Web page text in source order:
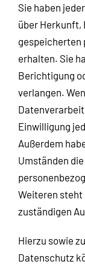
Sie haben
über Herkunft,
gespeicherten
erhalten. Sie
Berichtigung
verlangen.
Einwilligung
Außerdem
Umständen
Weiteren steht
zuständigen
Hierzu sowie
Datenschutz